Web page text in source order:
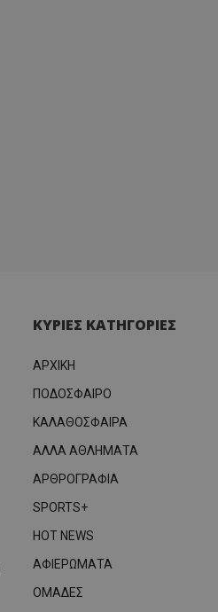
ΚΥΡΙΕΣ ΚΑΤΗΓΟΡΙΕΣ
ΑΡΧΙΚΗ
ΠΟΔΟΣΦΑΙΡΟ
ΚΑΛΑΘΟΣΦΑΙΡΑ
ΑΛΛΑ ΑΘΛΗΜΑΤΑ
ΑΡΘΡΟΓΡΑΦΙΑ
SPORTS+
HOT NEWS
ΑΦΙΕΡΩΜΑΤΑ
ΟΜΑΔΕΣ